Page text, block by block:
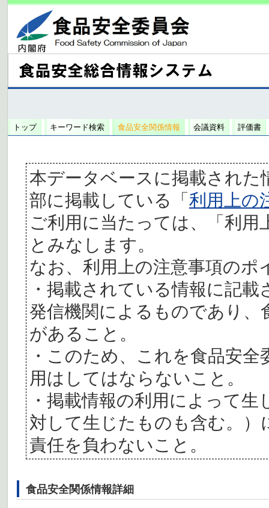
トップ キーワード検索 食品安全関係情報 会議資料 評価書
本データベースに掲載された
部に掲載している「利用上の
ご利用に当たっては、「利
とみなします。
なお、利用上の注意事項の
・掲載されている情報に記
発信機関によるものであり、
があること。
・このため、これを食品安
用はしてはならないこと。
・掲載情報の利用によって
対して生じたものも含む。
責任を負わないこと。
食品安全関係情報詳細